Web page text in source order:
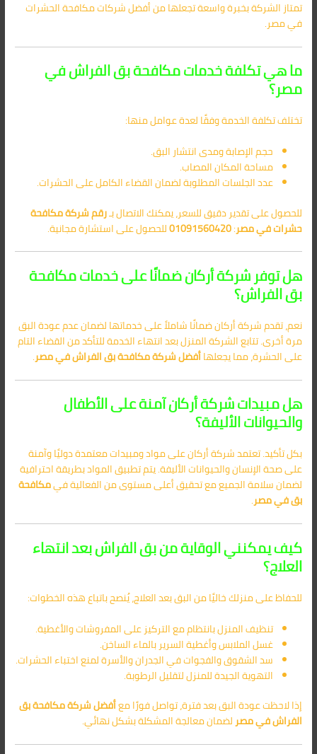
تمتاز الشركة بخبرة واسعة تجعلها من أفضل شركات مكافحة الحشرات
في مصر.
ما هي تكلفة خدمات مكافحة بق الفراش في
مصر؟
تختلف تكلفة الخدمة وفقًا لعدة عوامل منها:
حجم الإصابة ومدى انتشار البق.
مساحة المكان المصاب.
عدد الجلسات المطلوبة لضمان القضاء الكامل على الحشرات.
للحصول على تقدير دقيق للسعر، يمكنك الاتصال بـرقم شركة مكافحة
حشرات في مصر:
01091560420للحصول على استشارة مجانية.
هل توفر شركة أركان ضمانًا على خدمات مكافحة
بق الفراش؟
نعم، تقدم شركة أركان ضمانًا شاملاً على خدماتها لضمان عدم عودة البق
مرة أخرى. تتابع الشركة المنزل بعد انتهاء الخدمة للتأكد من القضاء التام
على الحشرة، مما يجعلهاأفضل شركة مكافحة بق الفراش في مصر.
هل مبيدات شركة أركان آمنة على الأطفال
والحيوانات الأليفة؟
بكل تأكيد. تعتمد شركة أركان على مواد ومبيدات معتمدة دوليًا وآمنة
على صحة الإنسان والحيوانات الأليفة. يتم تطبيق المواد بطريقة احترافية
لضمان سلامة الجميع مع تحقيق أعلى مستوى من الفعالية فيمكافحة
بق في مصر.
كيف يمكنني الوقاية من بق الفراش بعد انتهاء
العلاج؟
للحفاظ على منزلك خاليًا من البق بعد العلاج، يُنصح باتباع هذه الخطوات:
تنظيف المنزل بانتظام مع التركيز على المفروشات والأغطية.
غسل الملابس وأغطية السرير بالماء الساخن.
سد الشقوق والفجوات في الجدران والأسرة لمنع اختباء الحشرات.
التهوية الجيدة للمنزل لتقليل الرطوبة.
إذا لاحظت عودة البق بعد فترة، تواصل فورًا معأفضل شركة مكافحة بق
الفراش في مصرلضمان معالجة المشكلة بشكل نهائي.